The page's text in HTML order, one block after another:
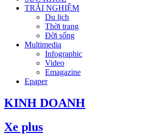
TRẢI NGHIỆM
Du lịch
Thời trang
Đời sống
Multimedia
Infographic
Video
Emagazine
Epaper
KINH DOANH
Xe plus